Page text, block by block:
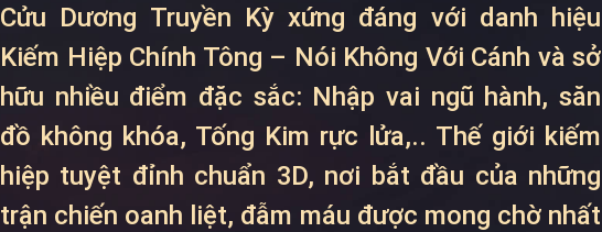
Cửu Dương Truyền Kỳ xứng đáng với danh hiệu
Kiếm Hiệp Chính Tông – Nói Không Với Cánh và sở
hữu nhiều điểm đặc sắc: Nhập vai ngũ hành, săn
đồ không khóa, Tống Kim rực lửa,.. Thế giới kiếm
hiệp tuyệt đỉnh chuẩn 3D, nơi bắt đầu của những
trận chiến oanh liệt, đẫm máu được mong chờ nhất